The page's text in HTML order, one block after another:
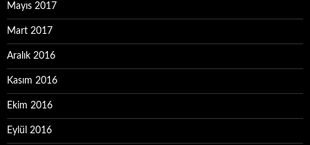
Mayıs 2017
Mart 2017
Aralık 2016
Kasım 2016
Ekim 2016
Eylül 2016